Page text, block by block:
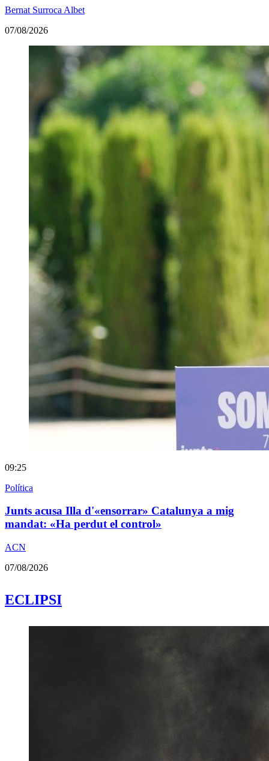
Bernat Surroca Albet
07/08/2026
09:25
Política
Junts acusa Illa d'«ensorrar» Catalunya a mig
mandat: «Ha perdut el control»
ACN
07/08/2026
ECLIPSI